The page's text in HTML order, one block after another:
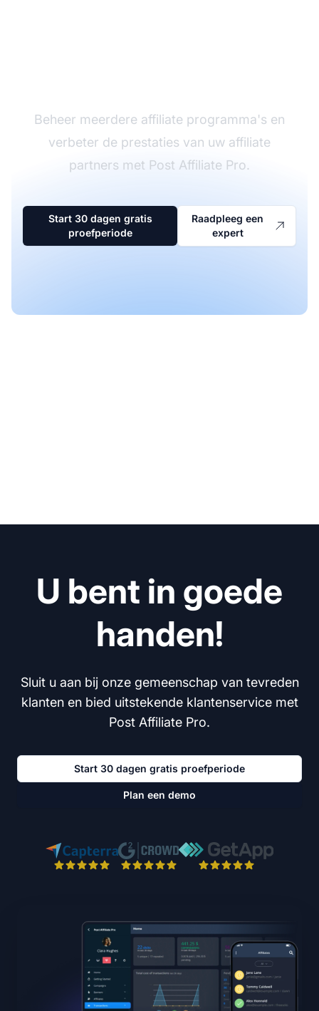
Beheer meerdere affiliate programma's en
verbeter de prestaties van uw affiliate
partners met Post Affiliate Pro.
Start 30 dagen gratis
proefperiode
Raadpleeg een
expert
U bent in goede
handen!
Sluit u aan bij onze gemeenschap van tevreden
klanten en bied uitstekende klantenservice met
Post Affiliate Pro.
Start 30 dagen gratis proefperiode
Plan een demo